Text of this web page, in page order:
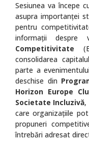
Sesiunea va începe
asupra importanței
pentru
informații despre
Competitivitate
consolidarea
parte a
deschise din
Horizon Europe
Societate Incluzivă,
care organizațiile
propuneri
întrebări adresat